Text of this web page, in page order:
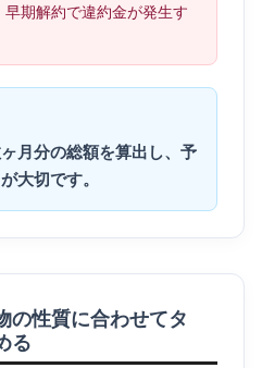
期解約で違約金が発生す
月分の総額を算出し、予
大切です。
の性質に合わせてタ
る